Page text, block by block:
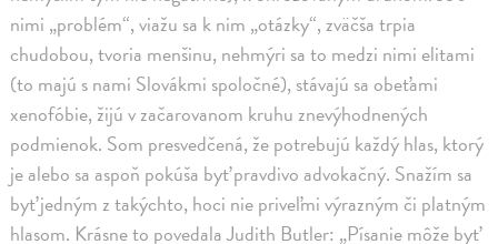
nimi „problém“, viažu sa k nim „otázky“, zväčša trpia
chudobou, tvoria menšinu, nehmýri sa to medzi nimi elitami
(to majú s nami Slovákmi spoločné), stávajú sa obeťami
xenofóbie, žijú v začarovanom kruhu znevýhodnených
podmienok. Som presvedčená, že potrebujú každý hlas, ktorý
je alebo sa aspoň pokúša byť pravdivo advokačný. Snažím sa
byť jedným z takýchto, hoci nie priveľmi výrazným či platným
hlasom. Krásne to povedala Judith Butler: „Písanie môže byť